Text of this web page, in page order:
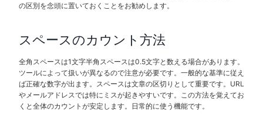
の区別を念頭に置いておくことをお勧めします。
スペースのカウント方法
全角スペースは1文字半角スペースは0.5文字と数える場合があります。
ツールによって扱いが異なるので注意が必要です。一般的な基準に従え
ば正確な数字が出ます。スペースは文章の区切りとして重要です。URL
やメールアドレスでは特にミスが起きやすいです。この方法を覚えてお
くと全体のカウントが安定します。日常的に使う機能です。